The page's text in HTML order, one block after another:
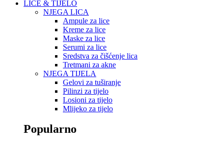
LICE & TIJELO
NJEGA LICA
Ampule za lice
Kreme za lice
Maske za lice
Serumi za lice
Sredstva za čišćenje lica
Tretmani za akne
NJEGA TIJELA
Gelovi za tuširanje
Pilinzi za tijelo
Losioni za tijelo
Mlijeko za tijelo
Popularno